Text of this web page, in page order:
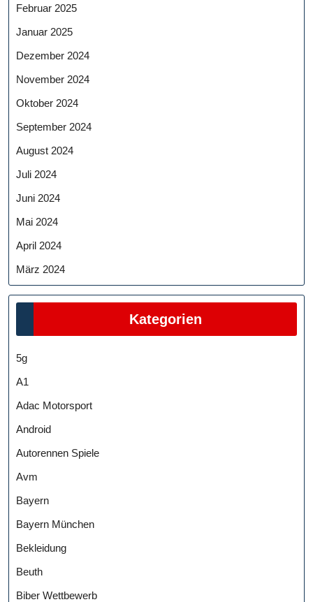
Februar 2025
Januar 2025
Dezember 2024
November 2024
Oktober 2024
September 2024
August 2024
Juli 2024
Juni 2024
Mai 2024
April 2024
März 2024
Kategorien
5g
A1
Adac Motorsport
Android
Autorennen Spiele
Avm
Bayern
Bayern München
Bekleidung
Beuth
Biber Wettbewerb